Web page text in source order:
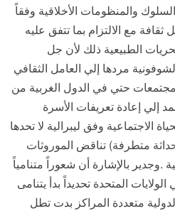
والمنظومات الأخلاقية وفقاً
ثقافة مع الالتزام بما تتفق عليه
الطبيعية ذلك لأن جل
مردها إلي العامل الثقافي
حتي في الدول الغربية من
إلي إعادة تعريفات الأسرة
الاجتماعية وفق ليبرالية لا تحدها
متطرفة) تناقض الموروثات
.وجدير بالإشارة أن شعوراً متنامياً
المتحدة تحديداً بدأ يتنامى
متعددة المراكز بدت تطل